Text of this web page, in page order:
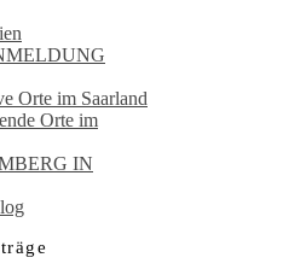
Orte im Saarland
Orte im
IN